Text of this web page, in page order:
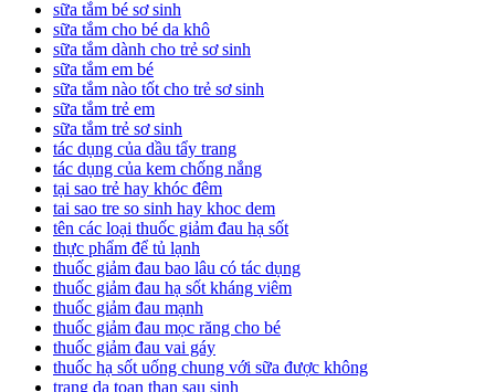
sữa tắm bé sơ sinh
sữa tắm cho bé da khô
sữa tắm dành cho trẻ sơ sinh
sữa tắm em bé
sữa tắm nào tốt cho trẻ sơ sinh
sữa tắm trẻ em
sữa tắm trẻ sơ sinh
tác dụng của dầu tẩy trang
tác dụng của kem chống nắng
tại sao trẻ hay khóc đêm
tai sao tre so sinh hay khoc dem
tên các loại thuốc giảm đau hạ sốt
thực phẩm để tủ lạnh
thuốc giảm đau bao lâu có tác dụng
thuốc giảm đau hạ sốt kháng viêm
thuốc giảm đau mạnh
thuốc giảm đau mọc răng cho bé
thuốc giảm đau vai gáy
thuốc hạ sốt uống chung với sữa được không
trang da toan than sau sinh